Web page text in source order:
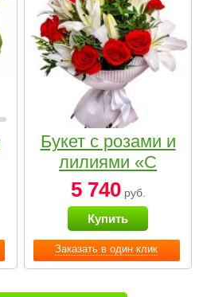
Заказать в один клик
Букет с розами и
лилиями «С
наилучшими
пожеланиями»
5 740руб.
Купить